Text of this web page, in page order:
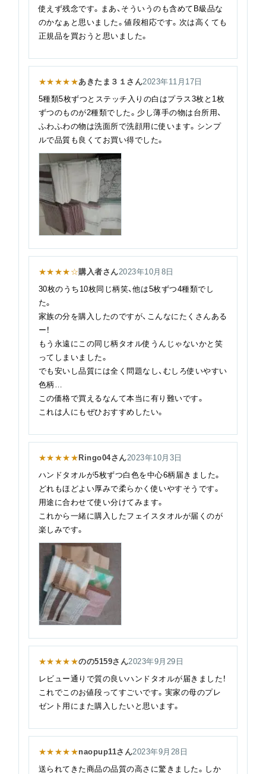
使えず残念です。まあ、そういうのも含めてB級品な
のかなぁと思いました。値段相応です。次は高くても
正規品を買おうと思いました。
★★★★★あきたま３１さん2023年11月17日
5種類5枚ずつとステッチ入りの白はプラス3枚と1枚
ずつのものが2種類でした。少し薄手の物は台所用、
ふわふわの物は洗面所で洗顔用に使います。シンプ
ルで品質も良くてお買い得でした。
★★★★☆ 購入者さん2023年10月8日
30枚のうち10枚同じ柄笑、他は5枚ずつ4種類でし
た。
家族の分を購入したのですが、こんなにたくさんある
ー！
もう永遠にこの同じ柄タオル使うんじゃないかと笑
ってしまいました。
でも安いし品質には全く問題なし、むしろ使いやすい
色柄…
この価格で買えるなんて本当に有り難いです。
これは人にもぜひおすすめしたい。
★★★★★ Ringo04さん2023年10月3日
ハンドタオルが5枚ずつ白色を中心6柄届きました。
どれもほどよい厚みで柔らかく使いやすそうです。
用途に合わせて使い分けてみます。
これから一緒に購入したフェイスタオルが届くのが
楽しみです。
★★★★★のの5159さん2023年9月29日
レビュー通りで質の良いハンドタオルが届きました！
これでこのお値段ってすごいです。実家の母のプレ
ゼント用にまた購入したいと思います。
★★★★★naopup11さん2023年9月28日
送られてきた商品の品質の高さに驚きました。しか